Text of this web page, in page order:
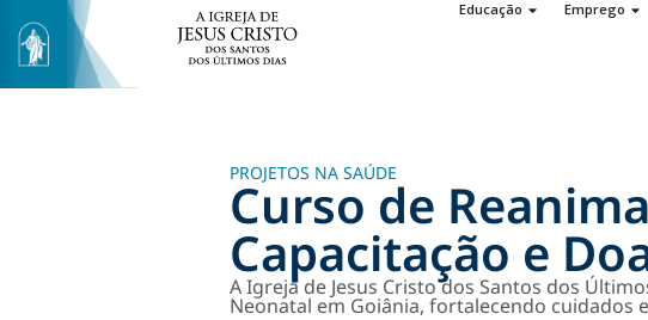
Educação Emprego
PROJETOS NA SAÚDE
Curso de
Capacitação e
A Igreja de Jesus Cristo dos Santos dos
Neonatal em Goiânia, fortalecendo cuidados